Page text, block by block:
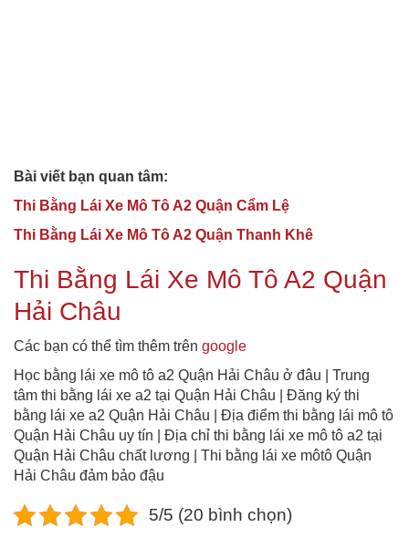
Bài viết bạn quan tâm:
Thi Bằng Lái Xe Mô Tô A2 Quận Cẩm Lệ
Thi Bằng Lái Xe Mô Tô A2 Quận Thanh Khê
Thi Bằng Lái Xe Mô Tô A2 Quận
Hải Châu
Các bạn có thể tìm thêm trên google
Học bằng lái xe mô tô a2 Quận Hải Châu ở đâu | Trung
tâm thi bằng lái xe a2 tại Quận Hải Châu | Đăng ký thi
bằng lái xe a2 Quận Hải Châu | Địa điểm thi bằng lái mô tô
Quận Hải Châu uy tín | Địa chỉ thi bằng lái xe mô tô a2 tại
Quận Hải Châu chất lương | Thi bằng lái xe môtô Quận
Hải Châu đảm bảo đậu
5/5 (20 bình chọn)